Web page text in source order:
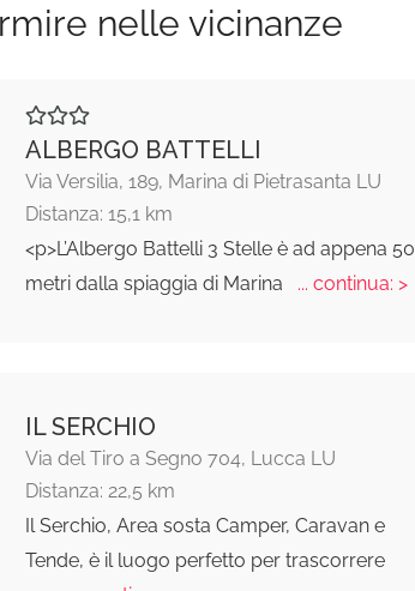
nelle vicinanze
ALBERGO BATTELLI
Via Versilia, 189, Marina di Pietrasanta LU
Distanza: 15,1 km
<p>L’Albergo Battelli 3 Stelle è ad appena 50
metri dalla spiaggia di Marina
... continua: >
IL SERCHIO
Via del Tiro a Segno 704, Lucca LU
Distanza: 22,5 km
Il Serchio, Area sosta Camper, Caravan e
Tende, è il luogo perfetto per trascorrere